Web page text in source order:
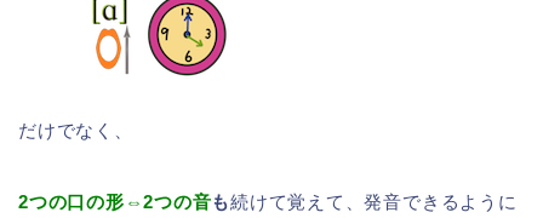
だけでなく、
2つの口の形⇔2つの音も続けて覚えて、発音できるように